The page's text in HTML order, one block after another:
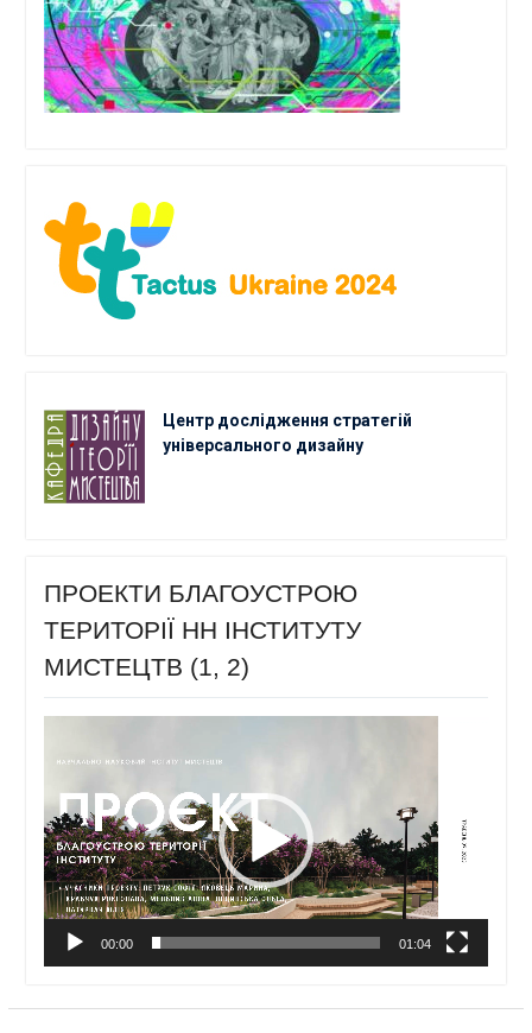
Центр дослідження стратегій
універсального дизайну
ПРОЕКТИ БЛАГОУСТРОЮ
ТЕРИТОРІЇ НН ІНСТИТУТУ
МИСТЕЦТВ (1, 2)
00:00 01:04